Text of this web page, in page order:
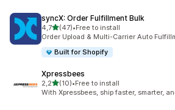
syncX: Order Fulfillment Bulk
4,7na 5 gwiazdek
(47)
Łączna liczba recenzji: 47
•Free to install
Order Upload & Multi-Carrier Auto
Built for Shopify
Xpressbees
2,2na 5 gwiazdek
(10)
Łączna liczba recenzji: 10
•Free to install
With Xpressbees, ship faster, smarter,